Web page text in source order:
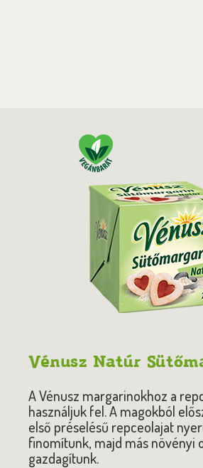
Vénusz Natúr
A Vénusz margarinokhoz a
használjuk fel. A magokból
első préselésű repceolajat
finomítunk, majd más növényi
gazdagítunk.